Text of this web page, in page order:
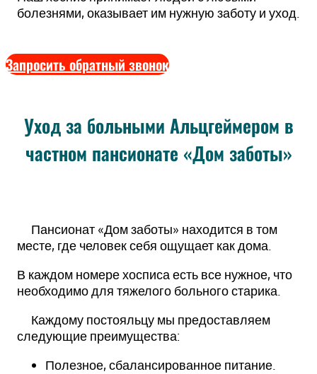
болезнями, оказывает им нужную заботу и уход.
Запросить обратный звонок
Уход за больными Альцгеймером в
частном пансионате «Дом заботы»
Пансионат «Дом заботы» находится в том
месте, где человек себя ощущает как дома.
В каждом номере хосписа есть все нужное, что
необходимо для тяжелого больного старика.
Каждому постояльцу мы предоставляем
следующие преимущества:
Полезное, сбалансированное питание.